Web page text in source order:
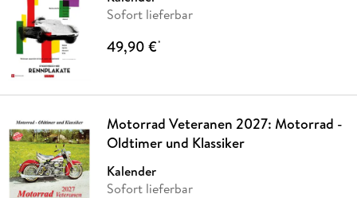
Sofort lieferbar
49,90 €*
Motorrad Veteranen 2027: Motorrad -
Oldtimer und Klassiker
Kalender
Sofort lieferbar